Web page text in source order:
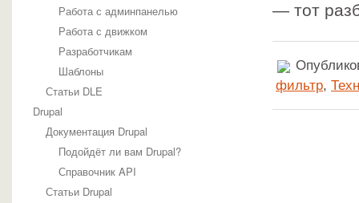
Работа с админпанелью
Работа с движком
Разработчикам
Шаблоны
Статьи DLE
Drupal
Документация Drupal
Подойдёт ли вам Drupal?
Справочник API
Статьи Drupal
— тот
фильтр,